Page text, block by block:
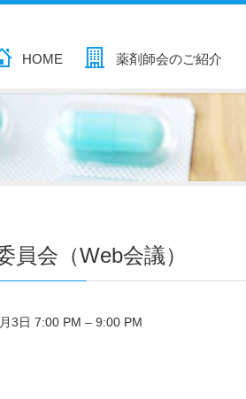
HOME 薬剤師会のご紹介
員会（Web会議）
3日 7:00 PM – 9:00 PM